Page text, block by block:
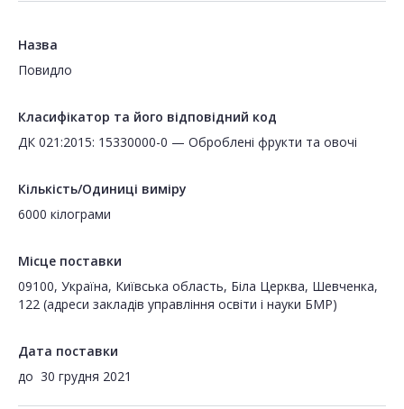
Назва
Повидло
Класифікатор та його відповідний код
ДК 021:2015: 15330000-0 — Оброблені фрукти та овочі
Кількість/Одиниці виміру
6000 кілограми
Місце поставки
09100, Україна, Київська область, Біла Церква, Шевченка,
122 (адреси закладів управління освіти і науки БМР)
Дата поставки
до 30 грудня 2021